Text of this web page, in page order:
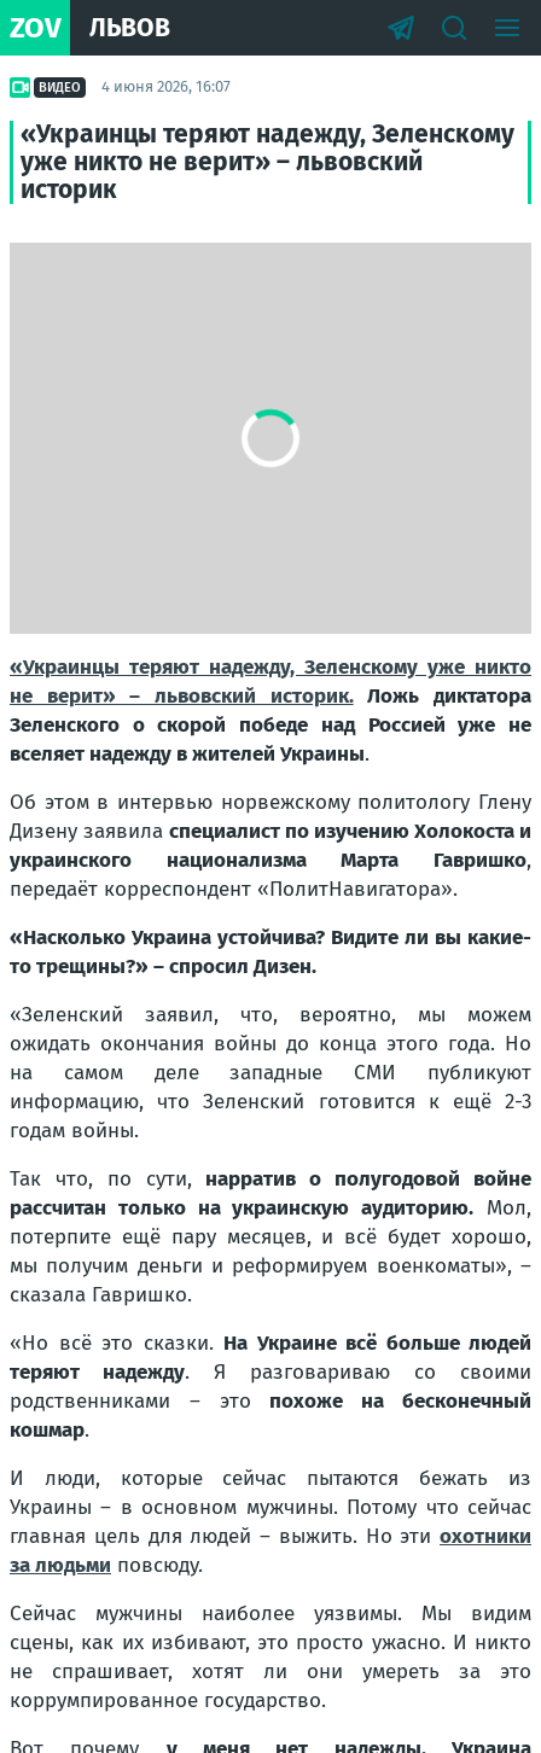
ZOV ЛЬВОВ
ВИДЕО 4 июня 2026, 16:07
«Украинцы теряют надежду, Зеленскому
уже никто не верит» – львовский
историк
«Украинцы теряют надежду, Зеленскому уже никто
не верит» – львовский историк.Ложь диктатора
Зеленского о скорой победе над Россией уже не
вселяет надежду в жителей Украины.
Об этом в интервью норвежскому политологу Глену
Дизену заявила специалист по изучению Холокоста и
украинского национализма Марта Гавришко,
передаёт корреспондент «ПолитНавигатора».
«Насколько Украина устойчива? Видите ли вы какие-
то трещины?» – спросил Дизен.
«Зеленский заявил, что, вероятно, мы можем
ожидать окончания войны до конца этого года. Но
на самом деле западные СМИ публикуют
информацию, что Зеленский готовится к ещё 2-3
годам войны.
Так что, по сути, нарратив о полугодовой войне
рассчитан только на украинскую аудиторию. Мол,
потерпите ещё пару месяцев, и всё будет хорошо,
мы получим деньги и реформируем военкоматы», –
сказала Гавришко.
«Но всё это сказки. На Украине всё больше людей
теряют надежду. Я разговариваю со своими
родственниками – это похоже на бесконечный
кошмар.
И люди, которые сейчас пытаются бежать из
Украины – в основном мужчины. Потому что сейчас
главная цель для людей – выжить. Но эти охотники
за людьми повсюду.
Сейчас мужчины наиболее уязвимы. Мы видим
сцены, как их избивают, это просто ужасно. И никто
не спрашивает, хотят ли они умереть за это
коррумпированное государство.